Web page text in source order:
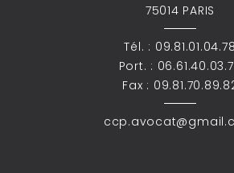
75014 PARIS
Tél. : 09.81.01.04.78
Port. :
Fax :